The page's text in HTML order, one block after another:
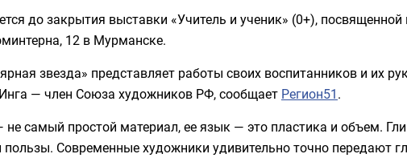
до закрытия выставки «Учитель и ученик» (0+),
12 в Мурманске.
звезда» представляет работы своих воспитанников и их
— член Союза художников РФ, сообщает Регион51.
самый простой материал, ее язык — это пластика и объем.
пользы. Современные художники удивительно точно передают